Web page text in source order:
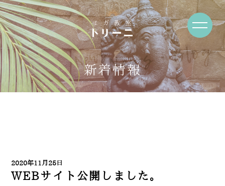
新着情報
News・Blog
2020年11月25日
WEBサイト公開しました。